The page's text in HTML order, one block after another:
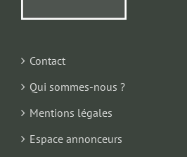
Contact
Qui sommes-nous ?
Mentions légales
Espace annonceurs